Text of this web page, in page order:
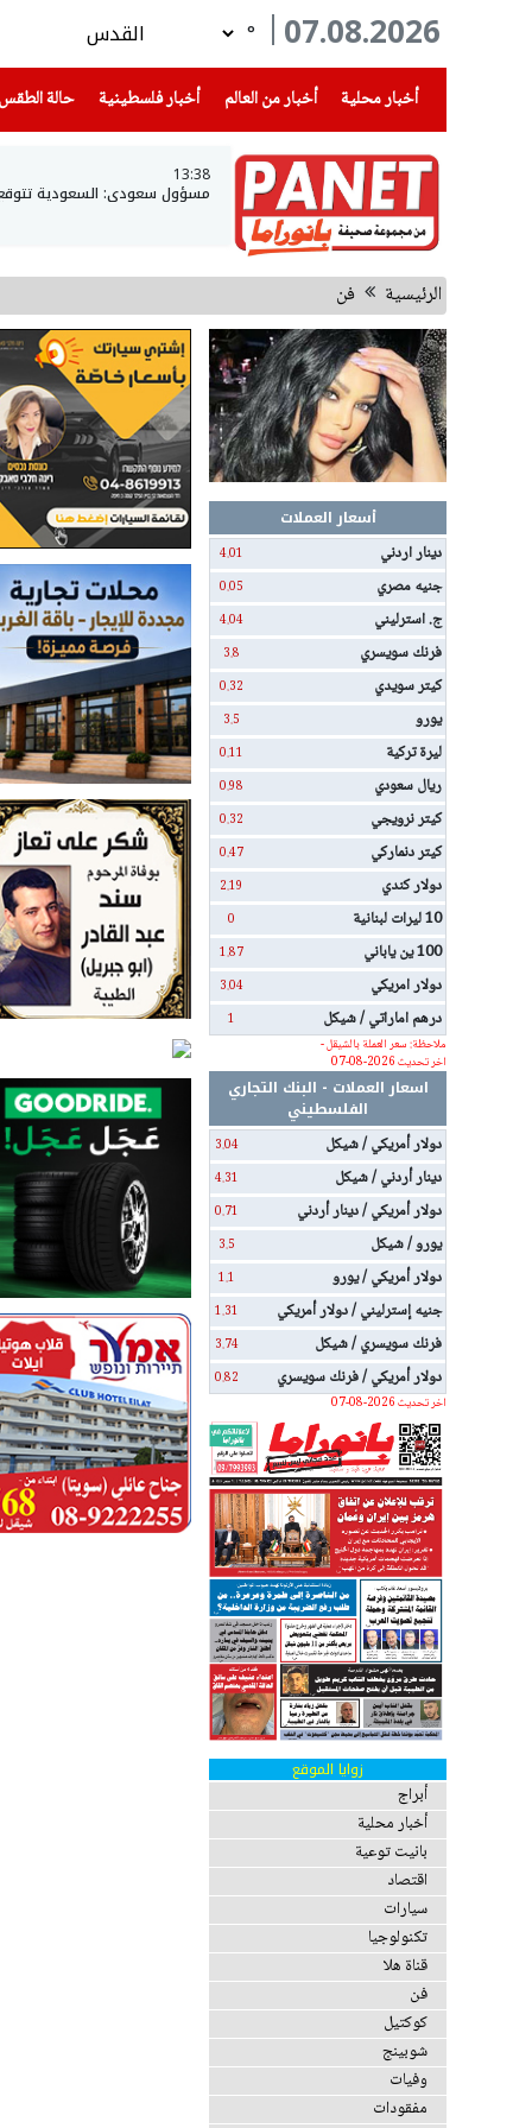
07.08.2026
°
أخبار محلية
(current) أخبار من العالم أخبار فلسطينية(current) حالة الطقس
13:38
مسؤول سعودي: السعودية
الرئيسية فن
أسعار العملات
دينار اردني
4.01
جنيه مصري 0.05
ج. استرليني 4.04
فرنك سويسري 3.8
كيتر سويدي 0.32
يورو 3.5
ليرة تركية 0.11
ريال سعودي 0.98
كيتر نرويجي 0.32
كيتر دنماركي 0.47
دولار كندي 2.19
10 ليرات لبنانية 0
100 ين ياباني 1.87
دولار امريكي 3.04
درهم اماراتي / شيكل
1
ملاحظة: سعر العملة بالشيقل -
اخر تحديث 2026-08-07
اسعار العملات - البنك التجاري
الفلسطيني
دولار أمريكي / شيكل
3.04
دينار أردني / شيكل 4.31
دولار أمريكي / دينار أردني 0.71
يورو / شيكل 3.5
دولار أمريكي / يورو 1.1
جنيه إسترليني / دولار أمريكي 1.31
فرنك سويسري / شيكل 3.74
دولار أمريكي / فرنك سويسري
0.82
اخر تحديث 2026-08-07
زوايا الموقع
أبراج
أخبار محلية
بانيت توعية
اقتصاد
سيارات
تكنولوجيا
قناة هلا
فن
كوكتيل
شوبينج
وفيات
مفقودات